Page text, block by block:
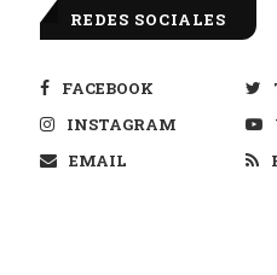
REDES SOCIALES
FACEBOOK
INSTAGRAM
EMAIL